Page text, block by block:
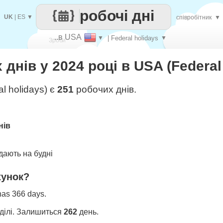
Зроби
кожен
..в USA ▼ | Federal holidays ▼
робочі дні
UK ES ▼ співробітник ▼
днів у 2024 році в USA
holidays) є 251 робочих днів.
на будні
366 days.
Залишиться 262 день.